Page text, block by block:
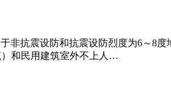
非抗震设防和抗震设防烈度为6～8度
）和民用建筑室外不上人…